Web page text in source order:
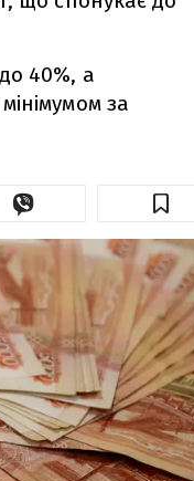
40%, а
за